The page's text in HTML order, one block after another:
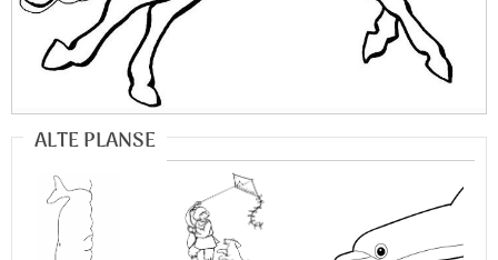
ALTE PLANSE